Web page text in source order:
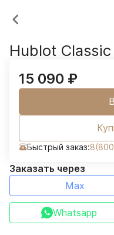
Hublot Classic
15 090 ₽
Быстрый заказ:
Заказать через
Max
Whatsapp